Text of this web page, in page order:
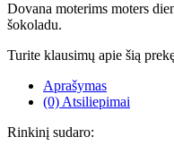
Dovana moterims moters
šokoladu.
Turite klausimų apie šią
Aprašymas
(0) Atsiliepimai
Rinkinį sudaro: